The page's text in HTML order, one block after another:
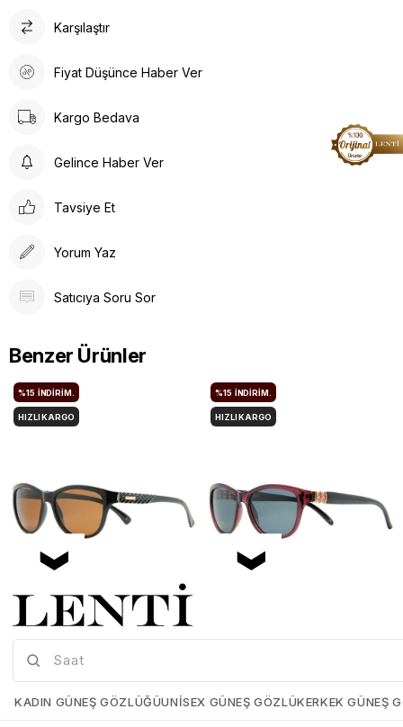
Karşılaştır
Fiyat Düşünce Haber Ver
Kargo Bedava
Gelince Haber Ver
Tavsiye Et
Yorum Yaz
Satıcıya Soru Sor
Benzer Ürünler
Mia-Maria-OF127-C2-56
%15 İNDIRIM.
HIZLI KARGO
Mia-Maria-OF126-C3-56
%15 İNDIRIM.
HIZLI KARGO
KADIN GÜNEŞ GÖZLÜĞÜUNISEX GÜNEŞ GÖZLÜKERKEK GÜNEŞ